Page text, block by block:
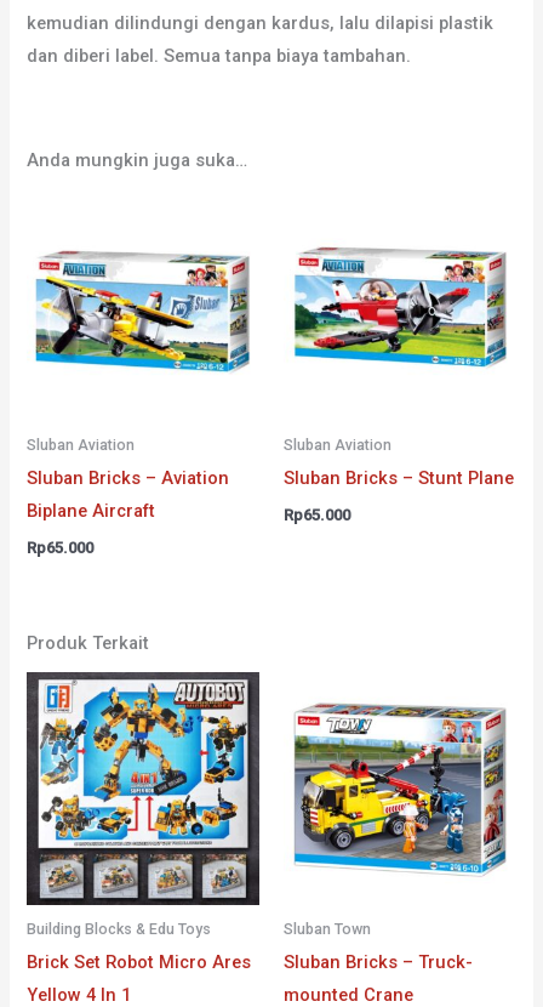
kemudian dilindungi dengan kardus, lalu dilapisi plastik
dan diberi label. Semua tanpa biaya tambahan.
Anda mungkin juga suka…
Sluban Aviation
Sluban Bricks – Aviation
Biplane Aircraft
Rp65.000
Sluban Aviation
Sluban Bricks – Stunt Plane
Rp65.000
Produk Terkait
Building Blocks & Edu Toys
Brick Set Robot Micro Ares
Yellow 4 In 1
Sluban Town
Sluban Bricks – Truck-
mounted Crane